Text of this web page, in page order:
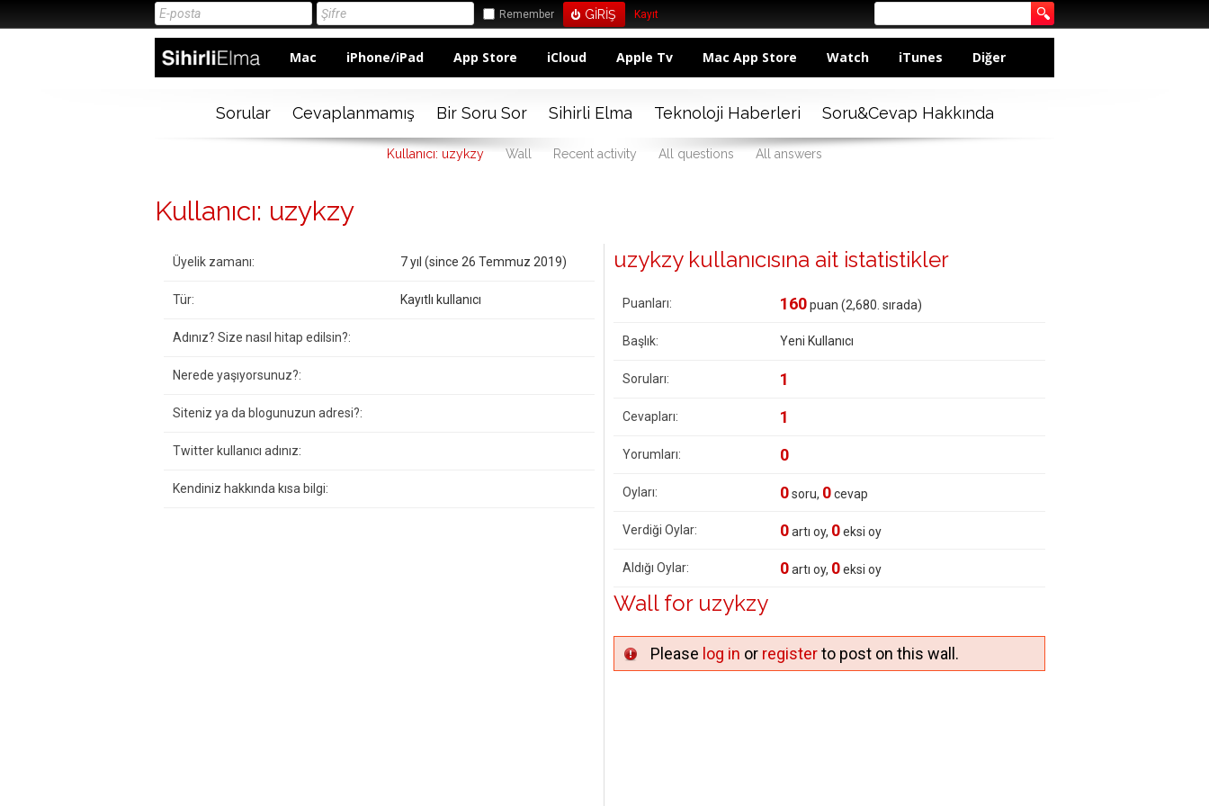
Remember Kayıt
Mac iPhone/iPad App Store iCloud Apple Tv Mac App Store Watch iTunes Diğer
Sorular Cevaplanmamış Bir Soru Sor Sihirli Elma Teknoloji Haberleri Soru&Cevap Hakkında
Kullanıcı: uzykzy Wall Recent activity All questions All answers
Kullanıcı: uzykzy
Üyelik zamanı: 7 yıl (since 26 Temmuz 2019)
Tür: Kayıtlı kullanıcı
Adınız? Size nasıl hitap edilsin?:
Nerede yaşıyorsunuz?:
Siteniz ya da blogunuzun adresi?:
Twitter kullanıcı adınız:
Kendiniz hakkında kısa bilgi:
uzykzy kullanıcısına ait istatistikler
Puanları: 160puan (2,680 . sırada)
Başlık: Yeni Kullanıcı
Soruları: 1
Cevapları: 1
Yorumları: 0
Oyları: 0soru, 0cevap
Verdiği Oylar: 0artı oy, 0eksi oy
Aldığı Oylar: 0artı oy, 0eksi oy
Wall for uzykzy
Please log in or registerto post on this wall.